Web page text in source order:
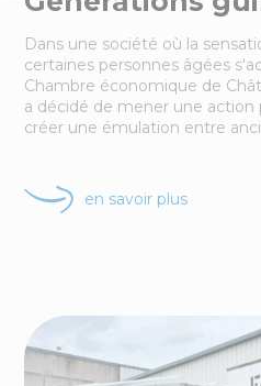
Dans une société où la
certaines personnes âgées
Chambre économique de
a décidé de mener une action
créer une émulation entre
en savoir plus